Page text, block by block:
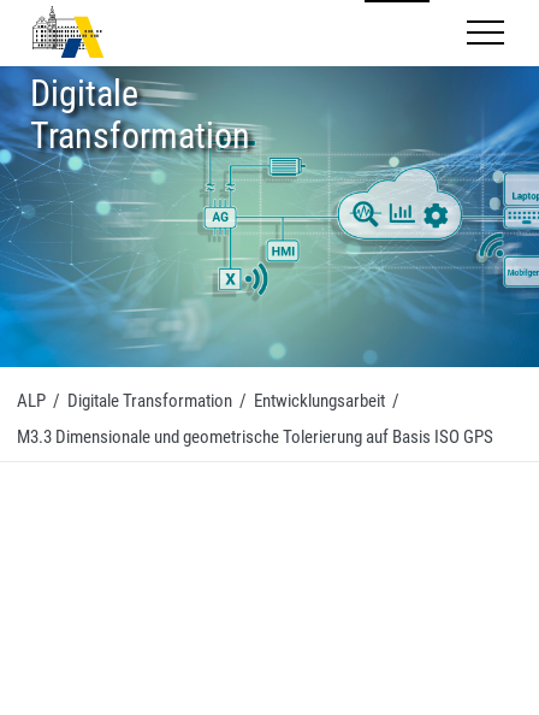
Digitale
Transformation
ALP / Digitale Transformation / Entwicklungsarbeit /
M3.3 Dimensionale und geometrische Tolerierung auf Basis ISO GPS